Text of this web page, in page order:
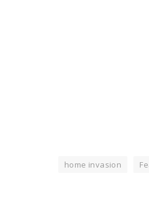
home invasion